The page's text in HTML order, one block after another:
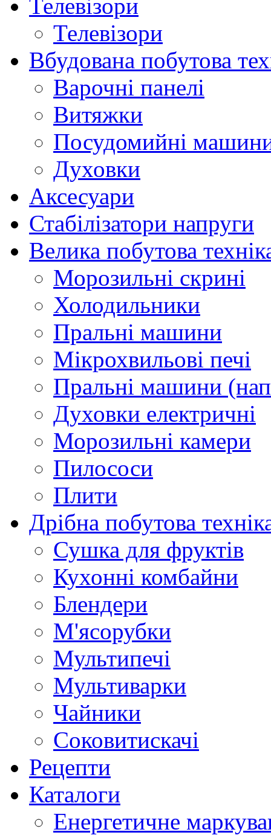
Телевізори
Телевізори
Вбудована побутова
Варочні панелі
Витяжки
Посудомийні
Духовки
Аксесуари
Стабілізатори напруги
Велика побутова
Морозильні скрині
Холодильники
Пральні машини
Мікрохвильові печі
Пральні машини
Духовки електричні
Морозильні камери
Пилососи
Плити
Дрібна побутова
Сушка для фруктів
Кухонні комбайни
Блендери
М'ясорубки
Мультипечі
Мультиварки
Чайники
Соковитискачі
Рецепти
Каталоги
Енергетичне